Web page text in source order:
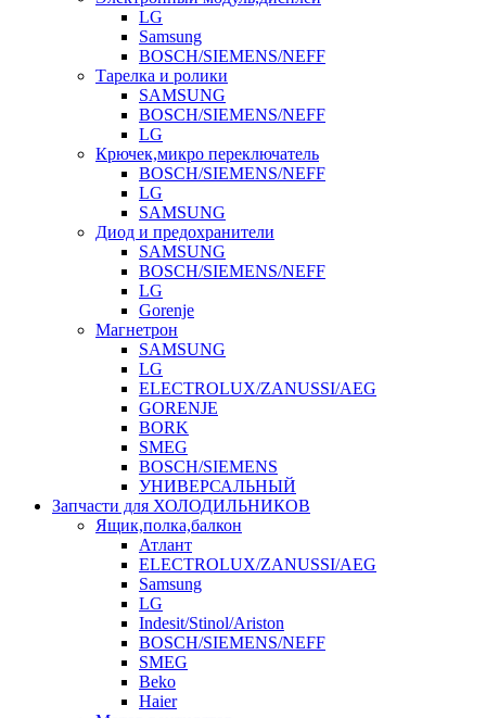
LG
Samsung
BOSCH/SIEMENS/NEFF
Тарелка и ролики
SAMSUNG
BOSCH/SIEMENS/NEFF
LG
Крючек,микро переключатель
BOSCH/SIEMENS/NEFF
LG
SAMSUNG
Диод и предохранители
SAMSUNG
BOSCH/SIEMENS/NEFF
LG
Gorenje
Магнетрон
SAMSUNG
LG
ELECTROLUX/ZANUSSI/AEG
GORENJE
BORK
SMEG
BOSCH/SIEMENS
УНИВЕРСАЛЬНЫЙ
Запчасти для ХОЛОДИЛЬНИКОВ
Ящик,полка,балкон
Атлант
ELECTROLUX/ZANUSSI/AEG
Samsung
LG
Indesit/Stinol/Ariston
BOSCH/SIEMENS/NEFF
SMEG
Beko
Haier